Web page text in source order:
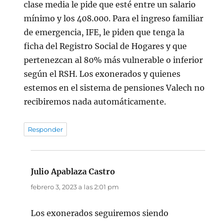
clase media le pide que esté entre un salario
mínimo y los 408.000. Para el ingreso familiar
de emergencia, IFE, le piden que tenga la
ficha del Registro Social de Hogares y que
pertenezcan al 80% más vulnerable o inferior
según el RSH. Los exonerados y quienes
estemos en el sistema de pensiones Valech no
recibiremos nada automáticamente.
Responder
Julio Apablaza Castro
febrero 3, 2023 a las 2:01 pm
Los exonerados seguiremos siendo